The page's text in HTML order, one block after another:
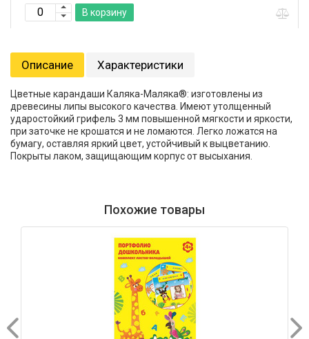
В корзину
Описание Характеристики
Цветные карандаши Каляка-Маляка®: изготовлены из
древесины липы высокого качества. Имеют утолщенный
ударостойкий грифель 3 мм повышенной мягкости и яркости,
при заточке не крошатся и не ломаются. Легко ложатся на
бумагу, оставляя яркий цвет, устойчивый к выцветанию.
Покрыты лаком, защищающим корпус от высыхания.
Похожие товары